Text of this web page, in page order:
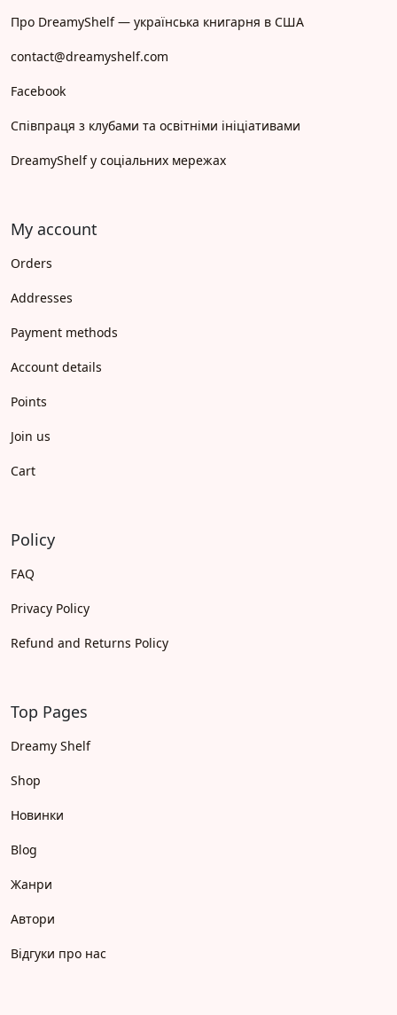
Про DreamyShelf — українська книгарня в США
contact@dreamyshelf.com
Facebook
Співпраця з клубами та освітніми ініціативами
DreamyShelf у соціальних мережах
My account
Orders
Addresses
Payment methods
Account details
Points
Join us
Cart
Policy
FAQ
Privacy Policy
Refund and Returns Policy
Top Pages
Dreamy Shelf
Shop
Новинки
Blog
Жанри
Автори
Відгуки про нас